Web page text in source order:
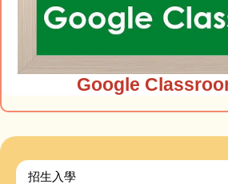
Google
招生入學